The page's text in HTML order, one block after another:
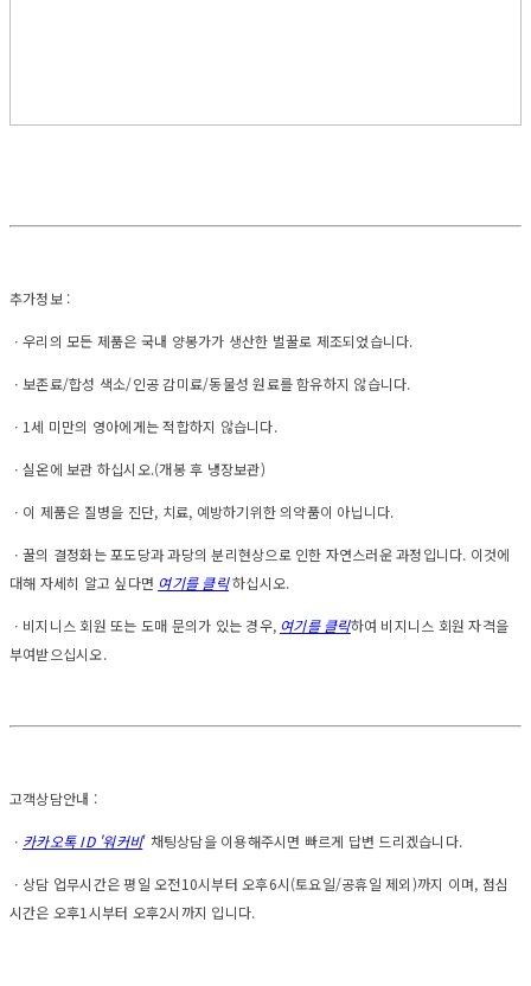
추가정보 :
ㆍ우리의 모든 제품은 국내 양봉가가 생산한 벌꿀로 제조되었습니다.
ㆍ보존료/합성 색소/인공 감미료/동물성 원료를 함유하지 않습니다.
ㆍ1세 미만의 영아에게는 적합하지 않습니다.
ㆍ실온에 보관 하십시오.(개봉 후 냉장보관)
ㆍ이 제품은 질병을 진단, 치료, 예방하기위한 의약품이 아닙니다.
ㆍ꿀의 결정화는 포도당과 과당의 분리현상으로 인한 자연스러운 과정입니다. 이것에
대해 자세히 알고 싶다면 여기를 클릭하십시오.
ㆍ비지니스 회원 또는 도매 문의가 있는 경우, 여기를 클릭하여 비지니스 회원 자격을
부여받으십시오.
고객상담안내 :
ㆍ 카카오톡 ID '워커비' 채팅상담을 이용해주시면 빠르게 답변 드리겠습니다.
ㆍ상담 업무시간은 평일 오전10시부터 오후6시(토요일/공휴일 제외)까지 이며, 점심
시간은 오후1시부터 오후2시까지 입니다.